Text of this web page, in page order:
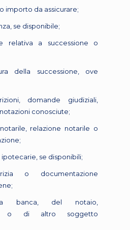
importo da assicurare;
se disponibile;
relativa a successione o
della successione, ove
domande giudiziali,
conosciute;
relazione notarile o
se disponibili;
o documentazione
banca, del notaio,
o di altro soggetto